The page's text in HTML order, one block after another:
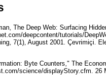
The Deep Web: Surfacing
deepcontent/tutorials/
7(1), August 2001. Çevrimiçi.
Byte Counters," The
science/displayStory.cfm. 26